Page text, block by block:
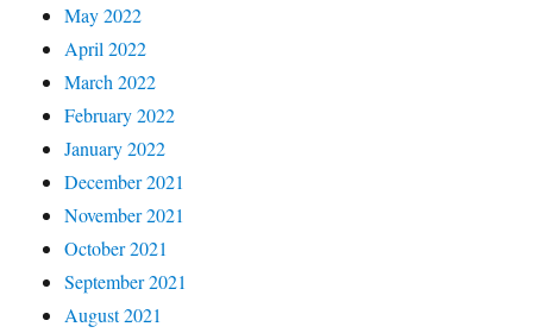
May 2022
April 2022
March 2022
February 2022
January 2022
December 2021
November 2021
October 2021
September 2021
August 2021